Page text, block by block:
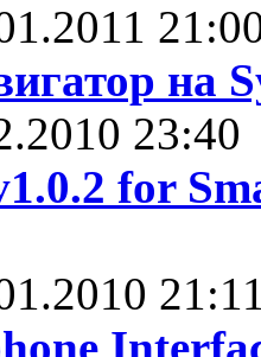
на
23:40
for